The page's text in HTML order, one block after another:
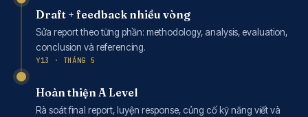
Draft + feedback nhiều vòng
Sửa report theo từng phần: methodology, analysis, evaluation,
conclusion và referencing.
Y13 · THÁNG 5
Hoàn thiện A Level
Rà soát final report, luyện response, củng cố kỹ năng viết và